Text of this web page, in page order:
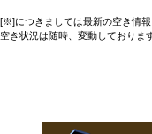
[※]につきましては最新の空き情
空き状況は随時、変動しておりま